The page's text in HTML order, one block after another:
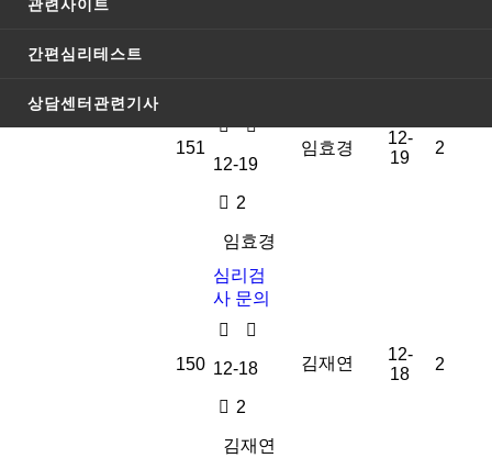
관련사이트
간편심리테스트
상담센터관련기사
151
12-19
2
임효경
임효경
12-
19
2
150
심리검
사 문의
12-18
2
김재연
김재연
12-
18
2